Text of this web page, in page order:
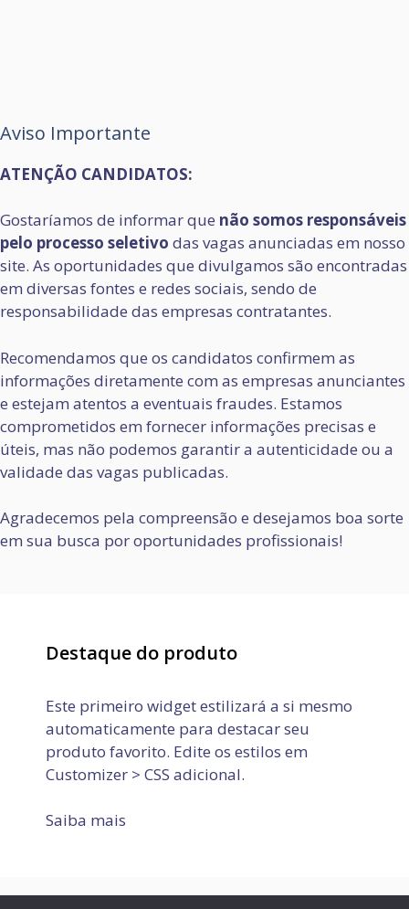
Aviso Importante
ATENÇÃO CANDIDATOS:
Gostaríamos de informar que não somos responsáveis
pelo processo seletivo das vagas anunciadas em nosso
site. As oportunidades que divulgamos são encontradas
em diversas fontes e redes sociais, sendo de
responsabilidade das empresas contratantes.
Recomendamos que os candidatos confirmem as
informações diretamente com as empresas anunciantes
e estejam atentos a eventuais fraudes. Estamos
comprometidos em fornecer informações precisas e
úteis, mas não podemos garantir a autenticidade ou a
validade das vagas publicadas.
Agradecemos pela compreensão e desejamos boa sorte
em sua busca por oportunidades profissionais!
Destaque do produto
Este primeiro widget estilizará a si mesmo
automaticamente para destacar seu
produto favorito. Edite os estilos em
Customizer > CSS adicional.
Saiba mais